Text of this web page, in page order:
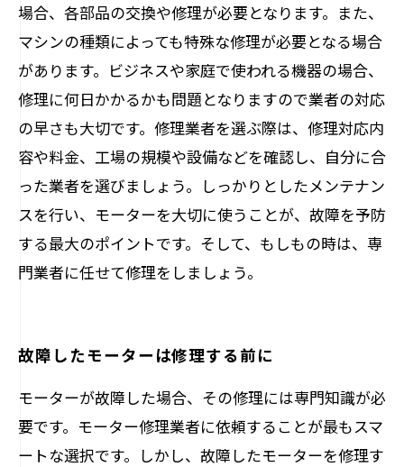
場合、各部品の交換や修理が必要となります。また、
マシンの種類によっても特殊な修理が必要となる場合
があります。ビジネスや家庭で使われる機器の場合、
修理に何日かかるかも問題となりますので業者の対応
の早さも大切です。修理業者を選ぶ際は、修理対応内
容や料金、工場の規模や設備などを確認し、自分に合
った業者を選びましょう。しっかりとしたメンテナン
スを行い、モーターを大切に使うことが、故障を予防
する最大のポイントです。そして、もしもの時は、専
門業者に任せて修理をしましょう。
故障したモーターは修理する前に
モーターが故障した場合、その修理には専門知識が必
要です。モーター修理業者に依頼することが最もスマ
ートな選択です。しかし、故障したモーターを修理す